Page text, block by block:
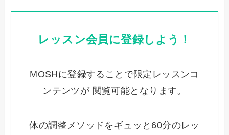
レッスン会員に登録しよう！
MOSHに登録することで限定レッスンコ
ンテンツが 閲覧可能となります。
体の調整メソッドをギュッと60分のレッ